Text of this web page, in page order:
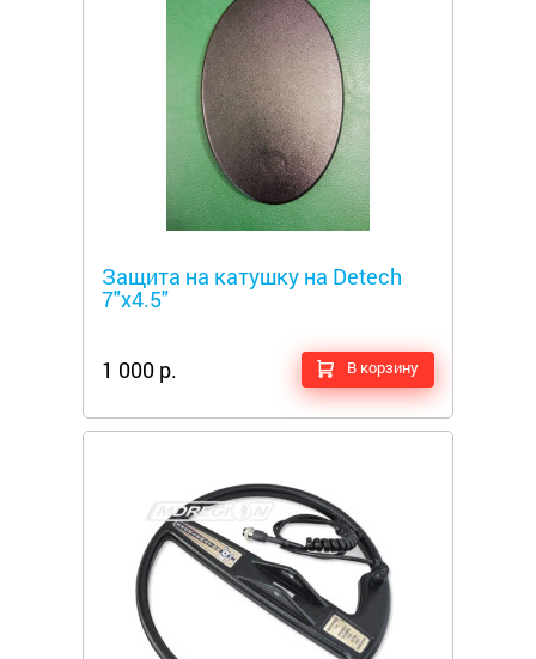
Защита на катушку на Detech
7"x4.5"
1 000 р. В корзину